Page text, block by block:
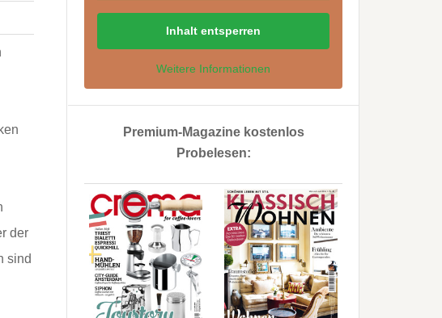
der
sind
Inhalt entsperren
Weitere Informationen
Premium-Magazine kostenlos
Probelesen: